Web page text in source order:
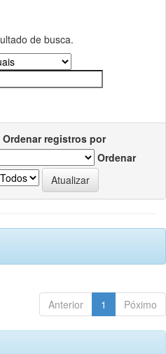
de busca.
Ordenar registros por
Ordenar
Anterior 1 Póximo